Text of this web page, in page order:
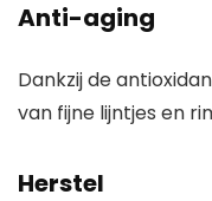
Anti-aging
Dankzij de
van fijne lijntjes en
Herstel